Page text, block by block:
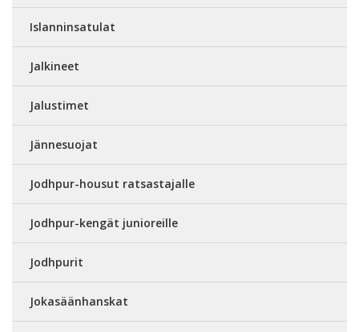
Islanninsatulat
Jalkineet
Jalustimet
Jännesuojat
Jodhpur-housut ratsastajalle
Jodhpur-kengät junioreille
Jodhpurit
Jokasäänhanskat